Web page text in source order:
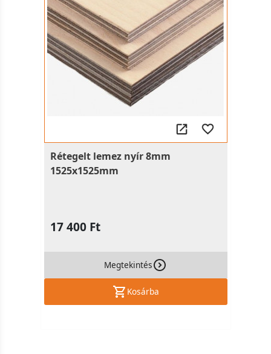
Rétegelt lemez nyír 8mm
1525x1525mm
17 400 Ft
Megtekintés
Kosárba